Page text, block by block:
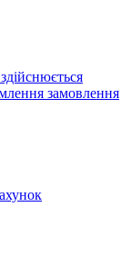
замовлення